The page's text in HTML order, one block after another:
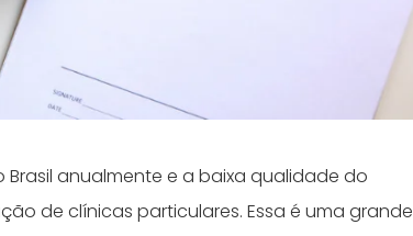
anualmente e a baixa qualidade do
de clínicas particulares. Essa é uma grande